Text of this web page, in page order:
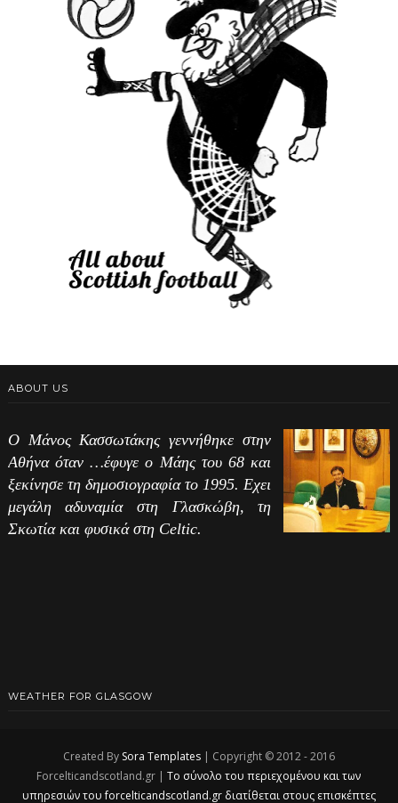
ABOUT US
Ο Μάνος Κασσωτάκης γεννήθηκε στην
Αθήνα όταν …έφυγε ο Μάης του 68 και
ξεκίνησε τη δημοσιογραφία το 1995. Εχει
μεγάλη αδυναμία στη Γλασκώβη, τη
Σκωτία και φυσικά στη Celtic.
WEATHER FOR GLASGOW
Created By Sora Templates| Copyright © 2012 - 2016
Forcelticandscotland.gr |Το σύνολο του περιεχομένου και των
υπηρεσιών του forcelticandscotland.gr διατίθεται στους επισκέπτες